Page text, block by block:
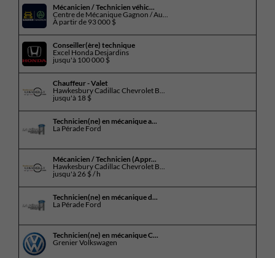
Mécanicien / Technicien véhic...
Centre de Mécanique Gagnon / Au...
À partir de 93 000 $
Conseiller(ère) technique
Excel Honda Desjardins
jusqu'à 100 000 $
Chauffeur - Valet
Hawkesbury Cadillac Chevrolet B...
jusqu'à 18 $
Technicien(ne) en mécanique a...
La Pérade Ford
Mécanicien / Technicien (Appr...
Hawkesbury Cadillac Chevrolet B...
jusqu'à 26 $ / h
Technicien(ne) en mécanique d...
La Pérade Ford
Technicien(ne) en mécanique C...
Grenier Volkswagen